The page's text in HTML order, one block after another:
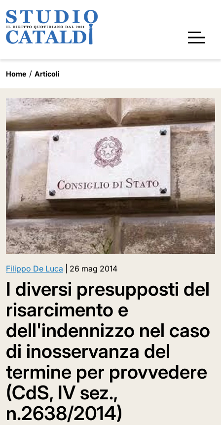
Home Articoli
Filippo De Luca 26 mag 2014
I diversi presupposti del
risarcimento e
dell'indennizzo nel caso
di inosservanza del
termine per provvedere
(CdS, IV sez.,
n.2638/2014)